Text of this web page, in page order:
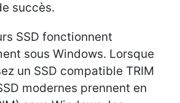
succès.
SSD fonctionnent
sous Windows. Lorsque
un SSD compatible TRIM
modernes prennent en